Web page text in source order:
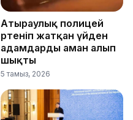
Атыраулық полицей
өртеніп жатқан үйден
адамдарды аман алып
шықты
5 тамыз, 2026